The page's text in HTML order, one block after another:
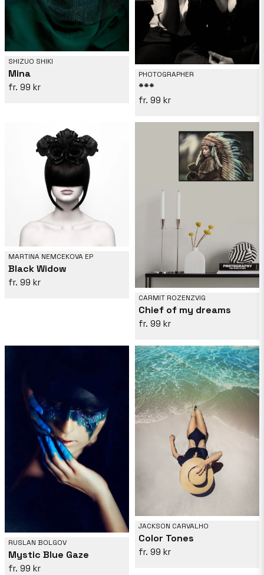
SHIZUO SHIKI
Mina
99 kr
PHOTOGRAPHER
***
99 kr
MARTINA NEMCEKOVA EP
Black Widow
99 kr
CARMIT ROZENZVIG
Chief of my dreams
99 kr
RUSLAN BOLGOV
Mystic Blue Gaze
99 kr
JACKSON CARVALHO
Color Tones
99 kr